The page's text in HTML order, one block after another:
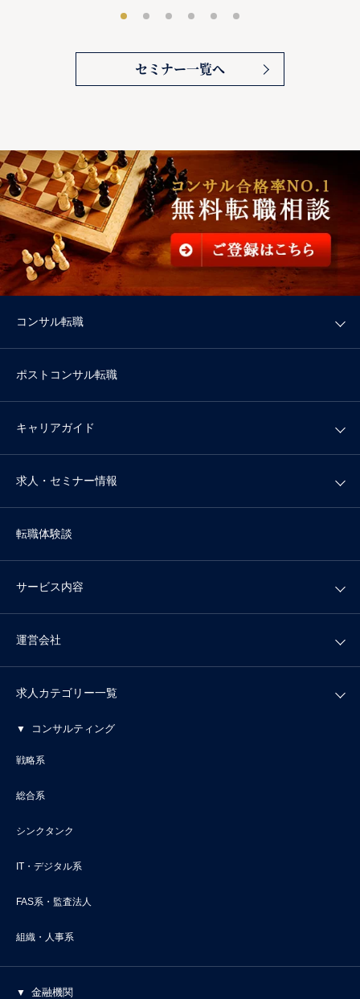
セミナー一覧へ
コンサル転職
ポストコンサル転職
キャリアガイド
求人・セミナー情報
転職体験談
サービス内容
運営会社
求人カテゴリー一覧
コンサルティング
戦略系
総合系
シンクタンク
IT・デジタル系
FAS系・監査法人
組織・人事系
金融機関